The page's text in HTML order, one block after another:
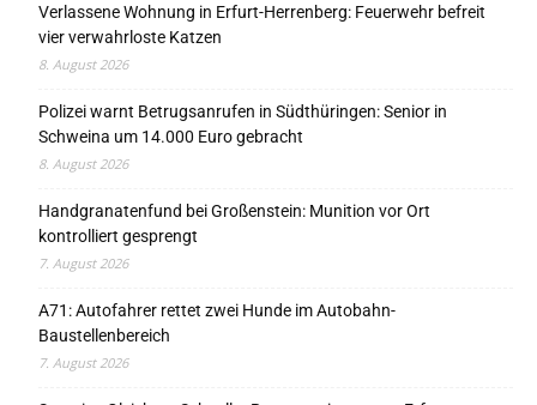
Verlassene Wohnung in Erfurt-Herrenberg: Feuerwehr befreit
vier verwahrloste Katzen
8. August 2026
Polizei warnt Betrugsanrufen in Südthüringen: Senior in
Schweina um 14.000 Euro gebracht
8. August 2026
Handgranatenfund bei Großenstein: Munition vor Ort
kontrolliert gesprengt
7. August 2026
A71: Autofahrer rettet zwei Hunde im Autobahn-
Baustellenbereich
7. August 2026